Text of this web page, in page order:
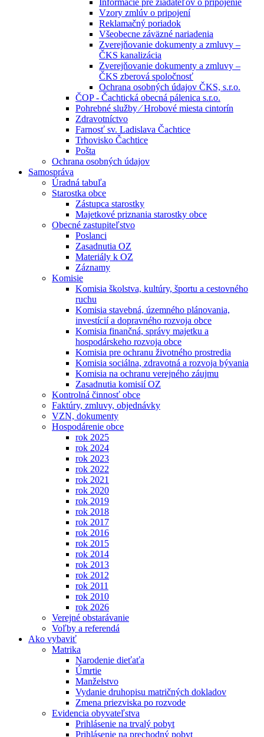
Informácie pre žiadateľov o pripojenie
Vzory zmlúv o pripojení
Reklamačný poriadok
Všeobecne záväzné nariadenia
Zverejňovanie dokumenty a zmluvy –
ČKS kanalizácia
Zverejňovanie dokumenty a zmluvy –
ČKS zberová spoločnosť
Ochrana osobných údajov ČKS, s.r.o.
ČOP - Čachtická obecná pálenica s.r.o.
Pohrebné služby ⁄ Hrobové miesta cintorín
Zdravotníctvo
Farnosť sv. Ladislava Čachtice
Trhovisko Čachtice
Pošta
Ochrana osobných údajov
Samospráva
Úradná tabuľa
Starostka obce
Zástupca starostky
Majetkové priznania starostky obce
Obecné zastupiteľstvo
Poslanci
Zasadnutia OZ
Materiály k OZ
Záznamy
Komisie
Komisia školstva, kultúry, športu a cestovného
ruchu
Komisia stavebná, územného plánovania,
investícií a dopravného rozvoja obce
Komisia finančná, správy majetku a
hospodárskeho rozvoja obce
Komisia pre ochranu životného prostredia
Komisia sociálna, zdravotná a rozvoja bývania
Komisia na ochranu verejného záujmu
Zasadnutia komisií OZ
Kontrolná činnosť obce
Faktúry, zmluvy, objednávky
VZN, dokumenty
Hospodárenie obce
rok 2025
rok 2024
rok 2023
rok 2022
rok 2021
rok 2020
rok 2019
rok 2018
rok 2017
rok 2016
rok 2015
rok 2014
rok 2013
rok 2012
rok 2011
rok 2010
rok 2026
Verejné obstarávanie
Voľby a referendá
Ako vybaviť
Matrika
Narodenie dieťaťa
Úmrtie
Manželstvo
Vydanie druhopisu matričných dokladov
Zmena priezviska po rozvode
Evidencia obyvateľstva
Prihlásenie na trvalý pobyt
Prihlásenie na prechodný pobyt